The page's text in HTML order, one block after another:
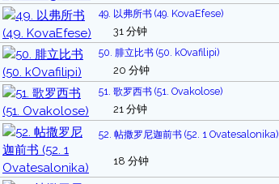
49. 以弗所书 (49. KovaEfese)
31 分钟
50. 腓立比书 (50. kOvafilipi)
20 分钟
51. 歌罗西书 (51. Ovakolose)
21 分钟
52. 帖撒罗尼迦前书 (52. 1 Ovatesalonika)
18 分钟